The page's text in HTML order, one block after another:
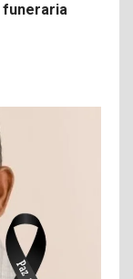
funeraria